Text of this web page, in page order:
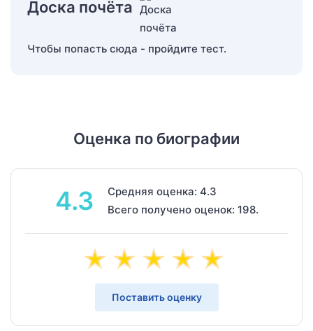
Доска почёта
Чтобы попасть сюда - пройдите тест.
Оценка по биографии
4.3
Средняя оценка: 4.3
Всего получено оценок: 198.
Поставить оценку